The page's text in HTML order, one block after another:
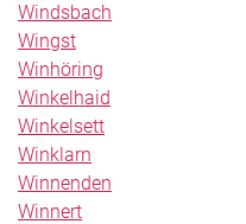
Windsbach
Wingst
Winhöring
Winkelhaid
Winkelsett
Winklarn
Winnenden
Winnert